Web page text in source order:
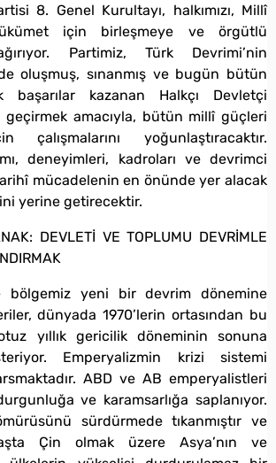
8. Genel Kurultayı, halkımızı, Millî
için birleşmeye ve örgütlü
Partimiz, Türk Devrimi’nin
oluşmuş, sınanmış ve bugün bütün
başarılar kazanan Halkçı Devletçi
geçirmek amacıyla, bütün millî güçleri
çalışmalarını yoğunlaştıracaktır.
deneyimleri, kadroları ve devrimci
mücadelenin en önünde yer alacak
yerine getirecektir.
DEVLETİ VE TOPLUMU DEVRİMLE
bölgemiz yeni bir devrim dönemine
dünyada 1970’lerin ortasından bu
yıllık gericilik döneminin sonuna
Emperyalizmin krizi sistemi
ABD ve AB emperyalistleri
ve karamsarlığa saplanıyor.
sürdürmede tıkanmıştır ve
Çin olmak üzere Asya’nın ve